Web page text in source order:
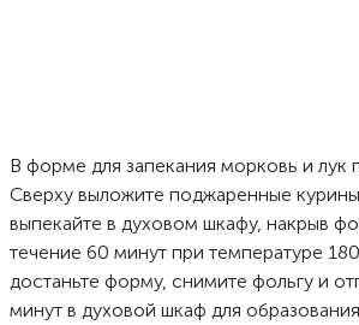
В форме для запекания морковь и лук
Сверху выложите поджаренные
выпекайте в духовом шкафу, накрыв
течение 60 минут при температуре
достаньте форму, снимите фольгу и
минут в духовой шкаф для